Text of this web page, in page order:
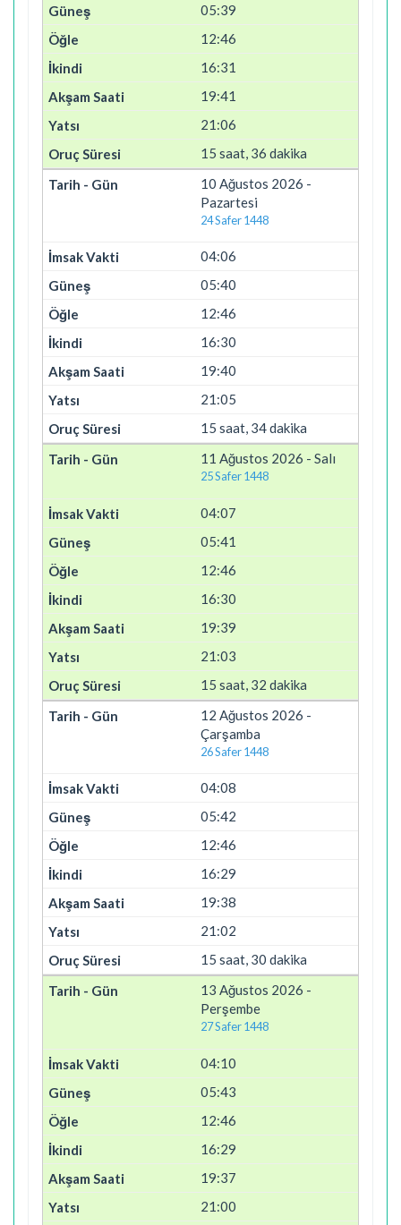
05:39
12:46
16:31
19:41
21:06
15 saat, 36 dakika
10 Ağustos 2026 -
Pazartesi
24 Safer 1448
04:06
05:40
12:46
16:30
19:40
21:05
15 saat, 34 dakika
11 Ağustos 2026 - Salı
25 Safer 1448
04:07
05:41
12:46
16:30
19:39
21:03
15 saat, 32 dakika
12 Ağustos 2026 -
Çarşamba
26 Safer 1448
04:08
05:42
12:46
16:29
19:38
21:02
15 saat, 30 dakika
13 Ağustos 2026 -
Perşembe
27 Safer 1448
04:10
05:43
12:46
16:29
19:37
21:00